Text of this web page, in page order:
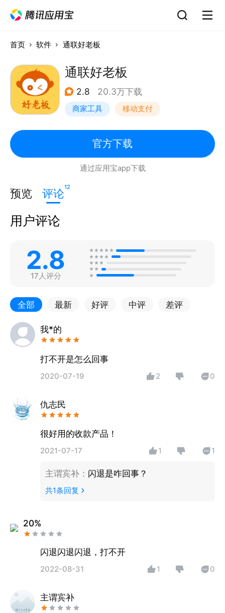
首页 软件 通联好老板
通联好老板
2.8 20.3万下载
商家工具 移动支付
官方下载
通过应用宝app下载
预览 评论12
用户评论
2.8
17人评分
全部 最新 好评 中评 差评
我*的
打不开是怎么回事
2020-07-19 2 0
仇志民
很好用的收款产品！
2021-07-17 1 1
主谓宾补： 闪退是咋回事？
共1条回复
20%
闪退闪退闪退，打不开
2022-08-31 1 0
主谓宾补